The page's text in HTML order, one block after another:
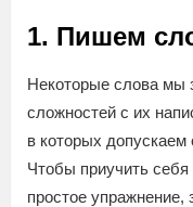
1. Пишем
Некоторые слова мы
сложностей с их
в которых
Чтобы приучить
простое